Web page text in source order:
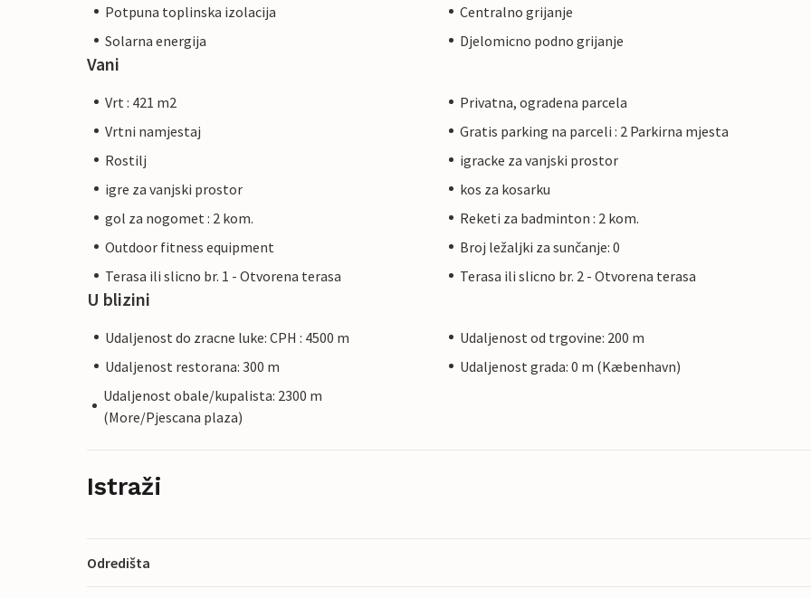
Potpuna toplinska izolacija
Centralno grijanje
Solarna energija
Djelomicno podno grijanje
Vani
Vrt : 421 m2
Privatna, ogradena parcela
Vrtni namjestaj
Gratis parking na parceli : 2 Parkirna mjesta
Rostilj
igracke za vanjski prostor
igre za vanjski prostor
kos za kosarku
gol za nogomet : 2 kom.
Reketi za badminton : 2 kom.
Outdoor fitness equipment
Broj ležaljki za sunčanje: 0
Terasa ili slicno br. 1 - Otvorena terasa
Terasa ili slicno br. 2 - Otvorena terasa
U blizini
Udaljenost do zracne luke: CPH : 4500 m
Udaljenost od trgovine: 200 m
Udaljenost restorana: 300 m
Udaljenost grada: 0 m (Kæbenhavn)
Udaljenost obale/kupalista: 2300 m
(More/Pjescana plaza)
Istraži
Odredišta